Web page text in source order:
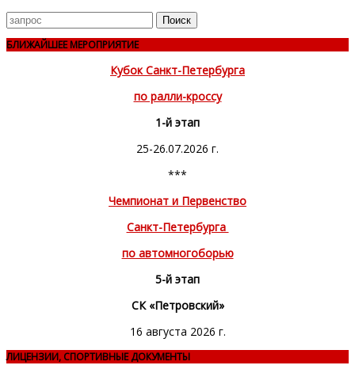
Поиск
для
БЛИЖАЙШЕЕ МЕРОПРИЯТИЕ
Кубок Санкт-Петербурга
по ралли-кроссу
1-й этап
25-26.07.2026 г.
***
Чемпионат и Первенство
Санкт-Петербурга
по автомногоборью
5-й этап
СК «Петровский»
16 августа 2026 г.
ЛИЦЕНЗИИ, СПОРТИВНЫЕ ДОКУМЕНТЫ